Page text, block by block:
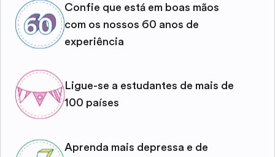
Confie que está em boas mãos
com os nossos 60 anos de
experiência
Ligue-se a estudantes de mais de
100 países
Aprenda mais depressa e de